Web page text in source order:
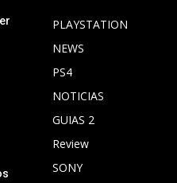
PLAYSTATION
NEWS
PS4
NOTICIAS
GUIAS 2
Review
SONY